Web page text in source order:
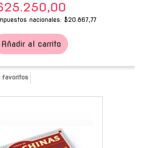
nacionales: $20.867,77
Añadir al carrito
favoritos